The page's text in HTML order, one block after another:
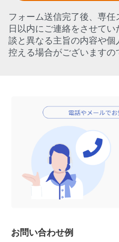
フォーム送信完了後、専
日以内にご連絡をさせて
談と異なる主旨の内容や個
控える場合がございますの
お問い合わせ例